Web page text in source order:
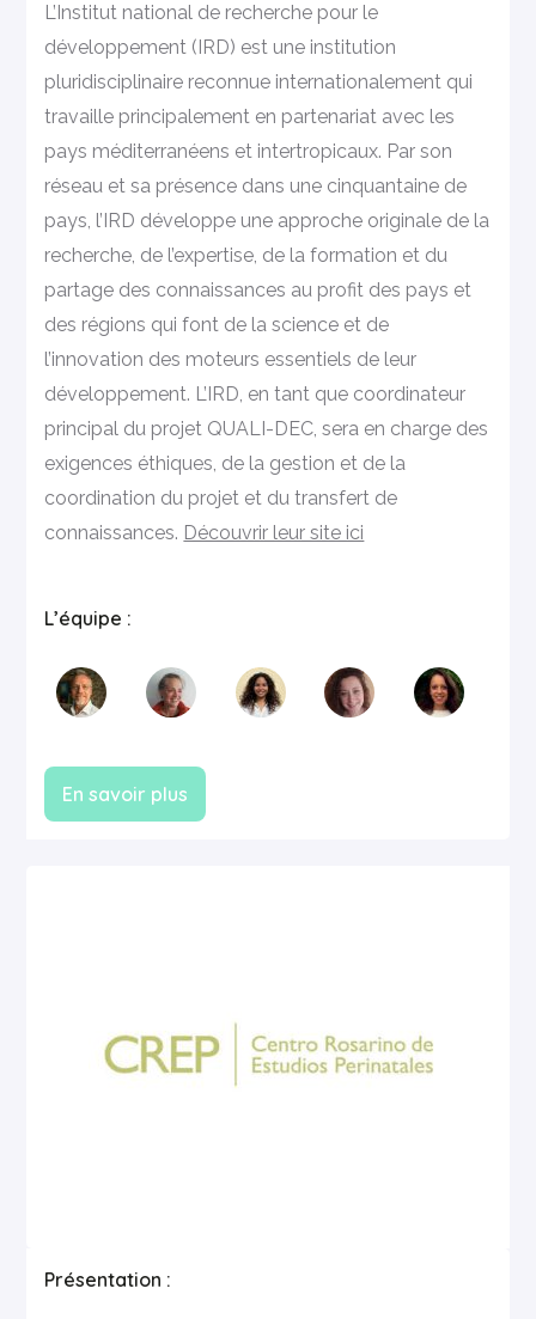
L’Institut national de recherche pour le
développement (IRD) est une institution
pluridisciplinaire reconnue internationalement qui
travaille principalement en partenariat avec les
pays méditerranéens et intertropicaux. Par son
réseau et sa présence dans une cinquantaine de
pays, l’IRD développe une approche originale de la
recherche, de l’expertise, de la formation et du
partage des connaissances au profit des pays et
des régions qui font de la science et de
l’innovation des moteurs essentiels de leur
développement. L’IRD, en tant que coordinateur
principal du projet QUALI-DEC, sera en charge des
exigences éthiques, de la gestion et de la
coordination du projet et du transfert de
connaissances. Découvrir leur site ici
L’équipe :
En savoir plus
Présentation :